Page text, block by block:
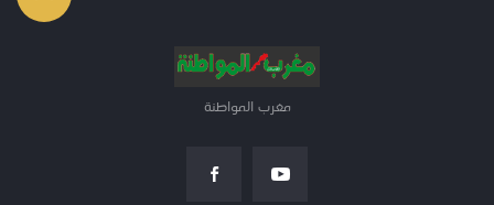
مغرب المواطنة